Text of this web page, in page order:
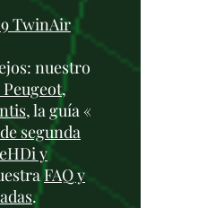
TwinAir
nuestro
, la guía «
segunda
y
FAQ y
.